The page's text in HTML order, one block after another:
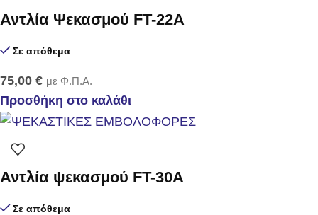
Αντλία Ψεκασμού FT-22Α
Σε απόθεμα
75,00 € με Φ.Π.Α.
Προσθήκη στο καλάθι
Αντλία ψεκασμού FT-30Α
Σε απόθεμα